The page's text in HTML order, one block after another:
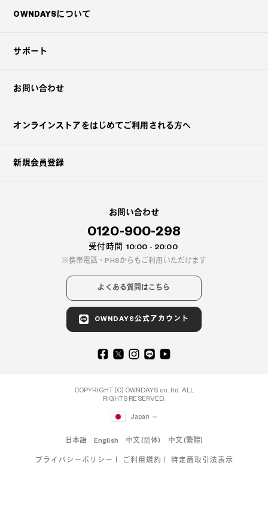
OWNDAYSについて
サポート
お問い合わせ
オンラインストアをはじめてご利用される方へ
新規会員登録
お問い合わせ
0120-900-298
受付時間 10:00 - 20:00
携帯電話・PHSからもご利用いただけます
よくある質問はこちら
OWNDAYS公式アカウント
COPYRIGHT (C) OWNDAYS co., ltd. ALL
RIGHTS RESERVED.
Japan
日本語 English 中文 (简体) 中文 (繁體)
プライバシーポリシー ご利用規約 特定商取引法表示